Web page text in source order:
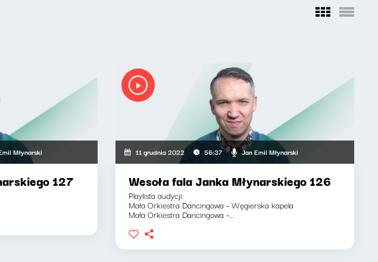
Młynarski
127
11 grudnia 2022 56:37 Jan Emil Młynarski
Wesoła fala Janka Młynarskiego 126
Playlista audycji:
Mała Orkiestra Dancingowa - Węgierska kapela
Mała Orkiestra Dancingowa -...